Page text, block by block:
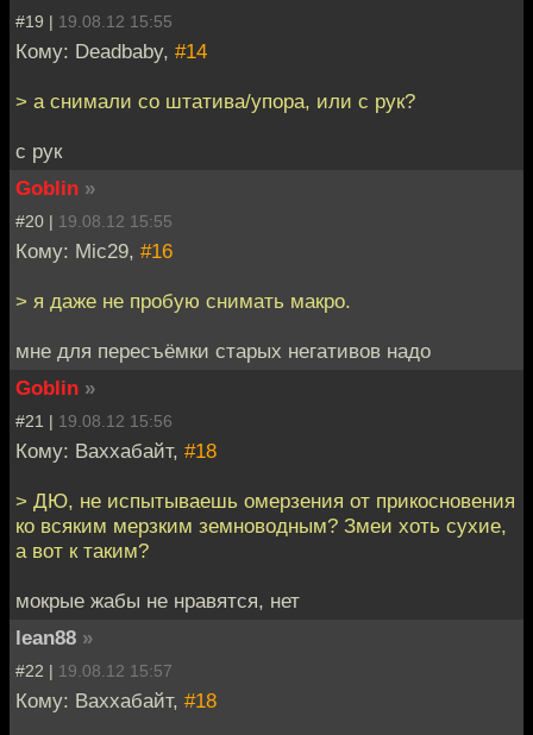
#19 | 19.08.12 15:55
Кому: Deadbaby, #14
> а снимали со штатива/упора, или с рук?
с рук
Goblin »
#20 | 19.08.12 15:55
Кому: Mic29, #16
> я даже не пробую снимать макро.
мне для пересъёмки старых негативов надо
Goblin »
#21 | 19.08.12 15:56
Кому: Ваххабайт, #18
> ДЮ, не испытываешь омерзения от прикосновения
ко всяким мерзким земноводным? Змеи хоть сухие,
а вот к таким?
мокрые жабы не нравятся, нет
lean88 »
#22 | 19.08.12 15:57
Кому: Ваххабайт, #18